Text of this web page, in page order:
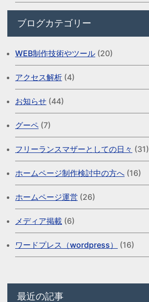
ブログカテゴリー
WEB制作技術やツール (20)
アクセス解析 (4)
お知らせ (44)
グーペ (7)
フリーランスマザーとしての日々 (31)
ホームページ制作検討中の方へ (16)
ホームページ運営 (26)
メディア掲載 (6)
ワードプレス（wordpress） (16)
最近の記事